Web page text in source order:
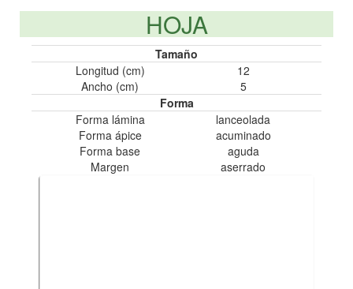
HOJA
Tamaño
Longitud (cm)
12
Ancho (cm)
5
Forma
Forma lámina
lanceolada
Forma ápice
acuminado
Forma base
aguda
Margen
aserrado